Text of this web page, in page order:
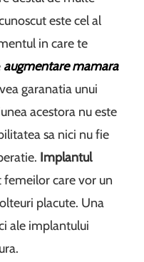
este cel al
in care te
augmentare mamara
garanatia unui
acestora nu este
sa nici nu fie
Implantul
care vor un
placute. Una
ale implantului